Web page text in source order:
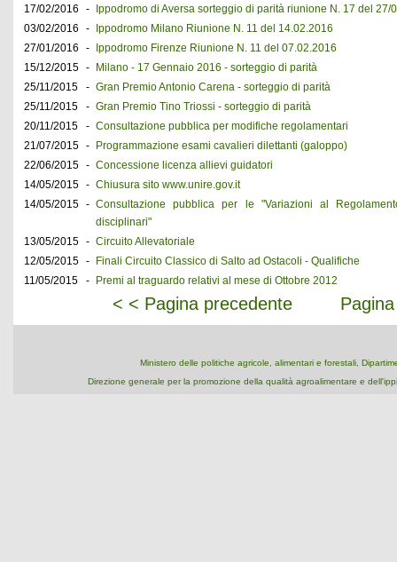
17/02/2016
-
Ippodromo di Aversa sorteggio di parità riunione N. 17 del 27/
03/02/2016
-
Ippodromo Milano Riunione N. 11 del 14.02.2016
27/01/2016
-
Ippodromo Firenze Riunione N. 11 del 07.02.2016
15/12/2015 -
Milano - 17 Gennaio 2016 - sorteggio di parità
25/11/2015
- Gran Premio Antonio Carena - sorteggio di parità
25/11/2015
- Gran Premio Tino Triossi - sorteggio di parità
20/11/2015
- Consultazione pubblica per modifiche regolamentari
21/07/2015 -
Programmazione esami cavalieri dilettanti (galoppo)
22/06/2015 - Concessione licenza allievi guidatori
14/05/2015 - Chiusura sito www.unire.gov.it
14/05/2015 - Consultazione pubblica per le "Variazioni al
disciplinari"
13/05/2015 - Circuito Allevatoriale
12/05/2015 -
Finali Circuito Classico di Salto ad Ostacoli - Qualifiche
11/05/2015
- Premi al traguardo relativi al mese di Ottobre 2012
< < Pagina precedente
Ministero delle politiche agricole, alimentari e forestali,
Direzione generale per la promozione della qualità agroalimentare e